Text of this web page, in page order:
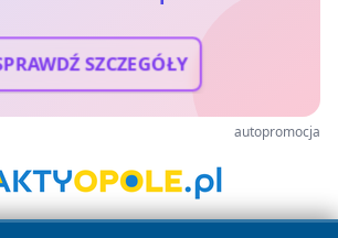
SZCZEGÓŁY
autopromocja